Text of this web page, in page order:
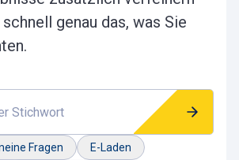
genau das, was Sie
Fragen
E-Laden